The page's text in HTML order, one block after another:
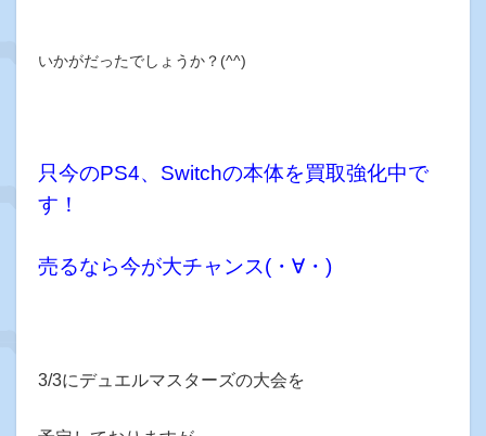
いかがだったでしょうか？(^^)
只今のPS4、Switchの本体を買取強化中で
す！
売るなら今が大チャンス(・∀・)
3/3にデュエルマスターズの大会を